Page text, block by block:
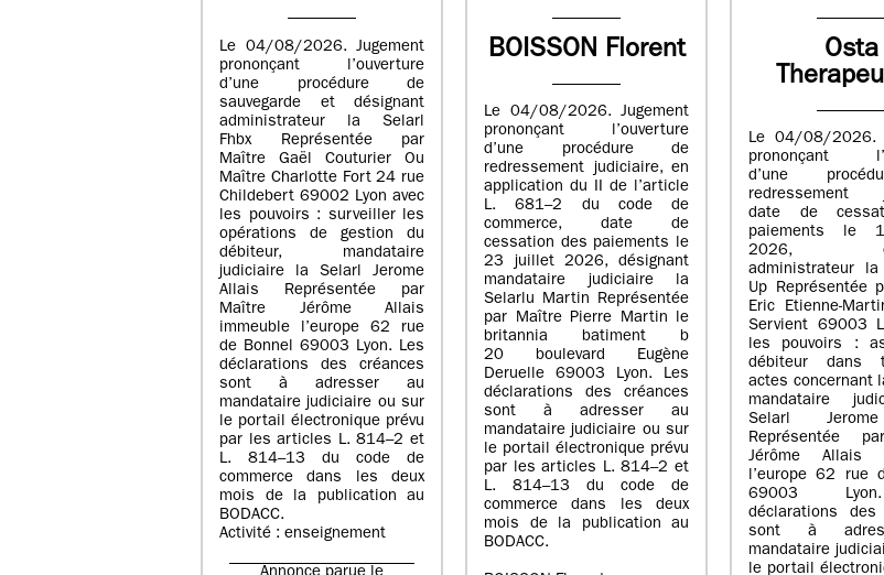
Le 04/08/2026. Jugement
prononçant l’ouverture
d’une procédure de
sauvegarde et désignant
administrateur la Selarl
Fhbx Représentée par
Maître Gaël Couturier Ou
Maître Charlotte Fort 24 rue
Childebert 69002 Lyon avec
les pouvoirs : surveiller les
opérations de gestion du
débiteur, mandataire
judiciaire la Selarl Jerome
Allais Représentée par
Maître Jérôme Allais
immeuble l’europe 62 rue
de Bonnel 69003 Lyon. Les
déclarations des créances
sont à adresser au
mandataire judiciaire ou sur
le portail électronique prévu
par les articles L. 814–2 et
L. 814–13 du code de
commerce dans les deux
mois de la publication au
BODACC.
Activité : enseignement
BOISSON Florent
Le 04/08/2026. Jugement
prononçant l’ouverture
d’une procédure de
redressement judiciaire, en
application du II de l’article
L. 681–2 du code de
commerce, date de
cessation des paiements le
23 juillet 2026, désignant
mandataire judiciaire la
Selarlu Martin Représentée
par Maître Pierre Martin le
britannia batiment b
20 boulevard Eugène
Deruelle 69003 Lyon. Les
déclarations des créances
sont à adresser au
mandataire judiciaire ou sur
le portail électronique prévu
par les articles L. 814–2 et
L. 814–13 du code de
commerce dans les deux
mois de la publication au
BODACC.
Osta
Le 04/08/2026.
prononçant
d’une
redressement
date de
paiements le
2026,
administrateur
Up Représentée
Eric Etienne-
Servient 69003
les pouvoirs :
débiteur dans
actes concernant
mandataire
Selarl
Représentée
Jérôme Allais
l’europe 62 rue
69003
déclarations des
sont à
mandataire
le portail